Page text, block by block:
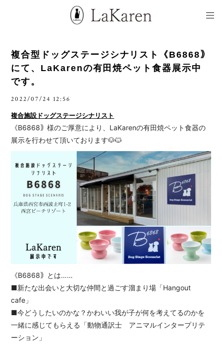
複合型ドッグステージシナリスト《B6868｠
にて、LaKarenの有田焼ペット食器展示中
です。
2022/07/24 12:56
複合施設ドッグステージシナリスト
《B6868｠様のご厚意により、LaKarenの有田焼ペット食器の
展示を行わせて頂いております🐶🐱
《B6868｠とは……
■新たな出会いと大切な仲間と過ごす溜まり場「Hangout
cafe」
■今どうしたいのかな？かわいい我が子が何を考えてるのかを
一緒に感じてもらえる「動物通訳士 アニマルインタープリテ
ーション」